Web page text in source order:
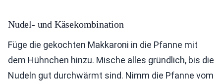
Nudel- und Käsekombination
Füge die gekochten Makkaroni in die Pfanne mit
dem Hühnchen hinzu. Mische alles gründlich, bis die
Nudeln gut durchwärmt sind. Nimm die Pfanne vom